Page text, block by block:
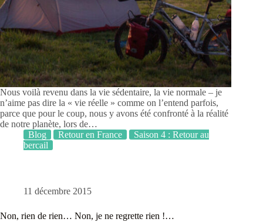
Nous voilà revenu dans la vie sédentaire, la vie normale – je
n’aime pas dire la « vie réelle » comme on l’entend parfois,
parce que pour le coup, nous y avons été confronté à la réalité
de notre planète, lors de…
Blog
Retour en France
Saison 4 : Retour au
bercail
11 décembre 2015
Non, rien de rien… Non, je ne regrette rien !…